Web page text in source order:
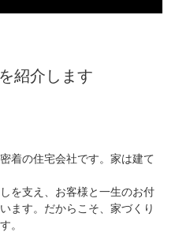
紹介します
着の住宅会社です。家は建て
を支え、お客様と一生のお付
ます。だからこそ、家づくり
。